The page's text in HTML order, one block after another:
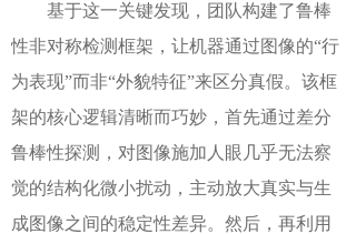
基于这一关键发现，团队构建了鲁棒
性非对称检测框架，让机器通过图像的“行
为表现”而非“外貌特征”来区分真假。该框
架的核心逻辑清晰而巧妙，首先通过差分
鲁棒性探测，对图像施加人眼几乎无法察
觉的结构化微小扰动，主动放大真实与生
成图像之间的稳定性差异。然后，再利用